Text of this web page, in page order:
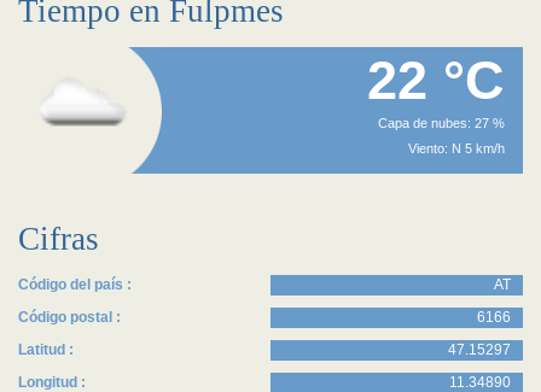
Tiempo en Fulpmes
22 °C
Capa de nubes: 27 %
Viento: N 5 km/h
Cifras
Código del país :
AT
Código postal :
6166
Latitud :
47.15297
Longitud :
11.34890